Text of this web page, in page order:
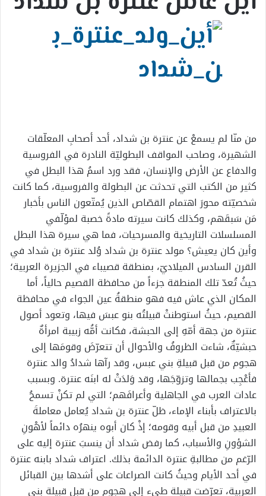
من منّا لم يسمعْ عن عنترة بن شداد، أحد أصحابِ المعلّقات
الشهيرة، وصاحب المواقف البطوليّة النادرة في الفروسية
والدفاع عن الأرض والإنسان، فقد ورد اسمُ هذا البطل في
كثير من الكتب التي تحدثت عن البطولة والفروسية، كما كانت
شخصيّته محورَ اهتمام القصّاص الذين يُمتّعون الناس بأخبار
مَن سَبقَهم، وكذلك كانت سيرته مادةً خصبة لمؤلّفي
المسلسلات التاريخية والمسرحيات، فما هي سيرة هذا البطل
وأين كان يعيش؟ مولد عنترة بن شداد وُلد عنترة بن شداد في
القرن السادس الميلاديّ، بمنطقة قصيباء في الجزيرة العربية؛
حيثُ تُعدّ تلك المنطقة جزءاً من محافظة القصيم حالياً، أما
المكان الذي عاش فيه فهو منطقةُ عين الجواء في محافظة
القصيم، حيثُ استوطنتْ قبيلتُه بنو عبسَ فيها، وتعود أصول
عنترة من جهة أمّهِ إلى الحبشة، فكانت أمُّه زبيبة امرأةٌ
حبشيّةٌ، شاءت الظروفُ والأحوال أن تتعرّضَ وقومَها إلى
هجوم من قبل قبيلةِ بني عبس، وقد رآها شدادُ والد عنترة
فأعْجِب بجمالها وتزوّجَها، وقد وَلدَتْ له ابنَه عنترة. وبسبب
عادات العرب في الجاهلية وأعرافَهم؛ التي لم تكنْ تسمحُ
بالاعتراف بأبناء الإماء، ظلّ عنترة بن شداد يُعامل معاملةَ
العبيدِ من قبل أبيه وقومه؛ إذْ كان أبوه ينهرُه دائماً لأهْونِ
الشؤونِ والأسباب، كما رفض شداد أن ينسبَ عنترة إليه على
الرّغم من مطالبةِ عنترة الدائمة بذلك. اعتراف شداد بابنه عنترة
في أحد الأيام وحيثُ كانت الصراعات على أشدها بين القبائل
العربية، تعرّضت قبيلة طيء إلى هجوم من قبل قبيلة بني